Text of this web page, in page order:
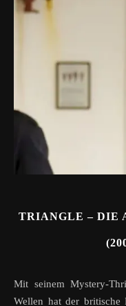
TRIANGLE – DIE
Mit seinem Mystery-Thriller Triangle – Die Angst kommt in
Wellen hat der britische